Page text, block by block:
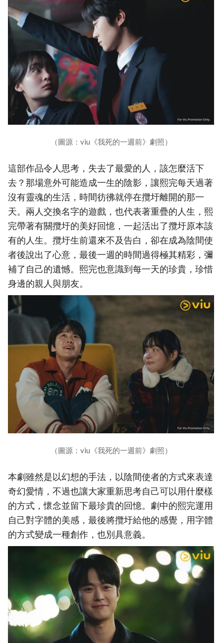
（圖源：viu《我死的一週前》劇照）
這部作品令人思考，失去了最愛的人，該怎麼活下
去？那場意外可能造成一生的陰影，讓熙完每天過著
沒有靈魂的生活，時間彷彿就停在攬圩離開的那一
天。兩人交換名字的遊戲，也代表著重疊的人生，熙
完帶著有關攬圩的美好回憶，一起活出了攬圩原本該
有的人生。攬圩生前還來不及告白，卻在成為陰間使
者後說出了心意，最後一週的時間過得極其精彩，彌
補了自己的遺憾。熙完也意識到每一天的珍貴，珍惜
身邊的親人與朋友。
（圖源：viu《我死的一週前》劇照）
本劇雖然是以幻想的手法，以陰間使者的方式來表達
奇幻愛情，不過也讓大家重新思考自己可以用什麼樣
的方式，懷念並留下最珍貴的回憶。劇中的熙完運用
自己對字體的美感，最後將攬圩給他的感覺，用字體
的方式變成一種創作，也別具意義。